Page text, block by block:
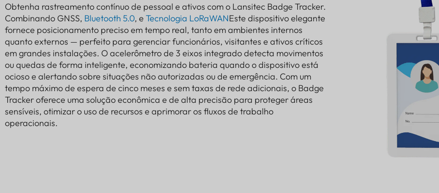
Obtenha rastreamento contínuo de pessoal e ativos com o Lansitec Badge Tracker.
Combinando GNSS, Bluetooth 5.0, e Tecnologia LoRaWANEste dispositivo elegante
fornece posicionamento preciso em tempo real, tanto em ambientes internos
quanto externos — perfeito para gerenciar funcionários, visitantes e ativos críticos
em grandes instalações. O acelerômetro de 3 eixos integrado detecta movimentos
ou quedas de forma inteligente, economizando bateria quando o dispositivo está
ocioso e alertando sobre situações não autorizadas ou de emergência. Com um
tempo máximo de espera de cinco meses e sem taxas de rede adicionais, o Badge
Tracker oferece uma solução econômica e de alta precisão para proteger áreas
sensíveis, otimizar o uso de recursos e aprimorar os fluxos de trabalho
operacionais.